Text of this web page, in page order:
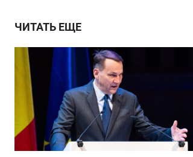
ЧИТАТЬ ЕЩЕ